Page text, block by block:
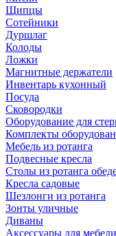
Щипцы
Сотейники
Дуршлаг
Колоды
Ложки
Магнитные держатели
Инвентарь кухонный
Посуда
Сковородки
Оборудование для
Комплекты
Мебель из ротанга
Подвесные кресла
Столы из ротанга
Кресла садовые
Шезлонги из ротанга
Зонты уличные
Диваны
Аксессуары для